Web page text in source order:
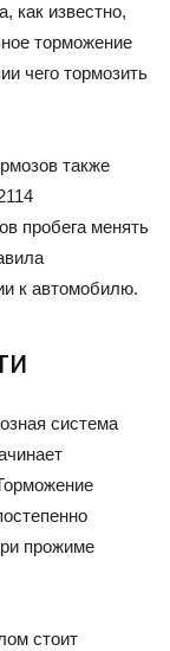
как известно,
торможение
чего тормозить
также
пробега менять
к автомобилю.
система
прожиме
стоит